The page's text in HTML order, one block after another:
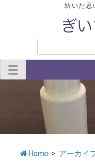
紡いだ思
Home > アーカイ